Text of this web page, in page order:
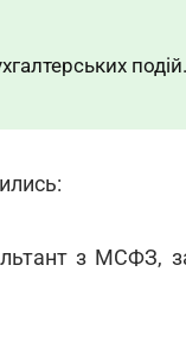
подій.
з МСФЗ,